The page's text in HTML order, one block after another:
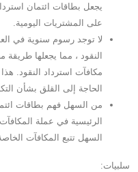
يجعل بطاقات ائتمان
على المشتريات اليومية.
لا توجد رسوم سنوية في
النقود ، مما يجعلها طريقة
مكافآت استرداد النقود.
الحاجة إلى القلق بشأن
من السهل فهم بطاقات
الرئيسية في عملة
السهل تتبع المكافآت
سلبيات: